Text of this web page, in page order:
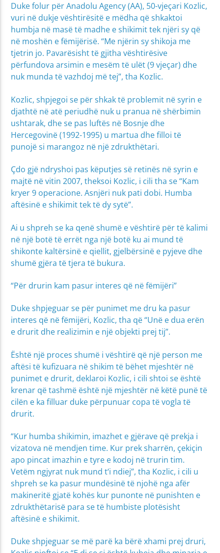
Duke folur për Anadolu Agency (AA), 50-vjeçari Kozlic,
vuri në dukje vështirësitë e mëdha që shkaktoi
humbja në masë të madhe e shikimit tek njëri sy që
në moshën e fëmijërisë. “Me njërin sy shikoja me
tjetrin jo. Pavarësisht të gjitha vështirësive
përfundova arsimin e mesëm të ulët (9 vjeçar) dhe
nuk munda të vazhdoj më tej”, tha Kozlic.
Kozlic, shpjegoi se për shkak të problemit në syrin e
djathtë në atë periudhë nuk u pranua në shërbimin
ushtarak, dhe se pas luftës në Bosnje dhe
Hercegovinë (1992-1995) u martua dhe filloi të
punojë si marangoz në një zdrukthëtari.
Çdo gjë ndryshoi pas këputjes së retinës në syrin e
majtë në vitin 2007, theksoi Kozlic, i cili tha se “Kam
kryer 9 operacione. Asnjëri nuk pati dobi. Humba
aftësinë e shikimit tek të dy sytë”.
Ai u shpreh se ka qenë shumë e vështirë për të kalimi
në një botë të errët nga një botë ku ai mund të
shikonte kaltërsinë e qiellit, gjelbërsinë e pyjeve dhe
shumë gjëra të tjera të bukura.
“Për drurin kam pasur interes që në fëmijëri”
Duke shpjeguar se për punimet me dru ka pasur
interes që në fëmijëri, Kozlic, tha që “Unë e dua erën
e drurit dhe realizimin e një objekti prej tij”.
Është një proces shumë i vështirë që një person me
aftësi të kufizuara në shikim të bëhet mjeshtër në
punimet e drurit, deklaroi Kozlic, i cili shtoi se është
krenar që tashmë është një mjeshtër në këtë punë të
cilën e ka filluar duke përpunuar copa të vogla të
drurit.
“Kur humba shikimin, imazhet e gjërave që prekja i
vizatova në mendjen time. Kur prek sharrën, çekiçin
apo pincat imazhin e tyre e kodoj në trurin tim.
Vetëm ngjyrat nuk mund t‘i ndiej”, tha Kozlic, i cili u
shpreh se ka pasur mundësinë të njohë nga afër
makineritë gjatë kohës kur punonte në punishten e
zdrukthëtarisë para se të humbiste plotësisht
aftësinë e shikimit.
Duke shpjeguar se më parë ka bërë xhami prej druri,